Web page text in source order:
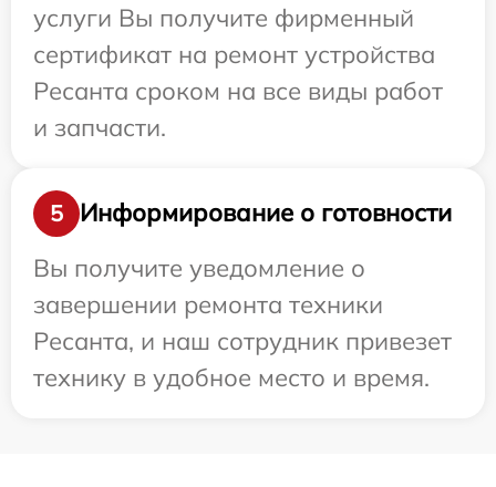
услуги Вы получите фирменный
сертификат на ремонт устройства
Ресанта сроком на все виды работ
и запчасти.
5
Информирование о готовности
Вы получите уведомление о
завершении ремонта техники
Ресанта, и наш сотрудник привезет
технику в удобное место и время.